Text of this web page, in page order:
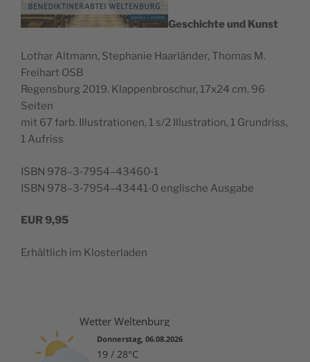
Geschichte und Kunst
Lothar Alt­mann, Stephanie Haar­län­der, Thomas M.
Frei­hart OSB
Regens­burg 2019. Klap­pen­broschur, 17x24 cm. 96
Seiten
mit 67 farb. Illus­tra­tio­nen, 1 s/2 Illus­tra­tion, 1 Grun­driss,
1 Aufriss
ISBN 978–3‑7954–43460‑1
ISBN 978–3‑7954–43441‑0 englis­che Ausgabe
EUR 9,95
Erhältlich im Klosterladen
Wetter Weltenburg
Donnerstag, 06.08.2026
19 / 28°C